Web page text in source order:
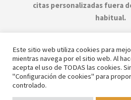
citas personalizadas fuera
habitual.
Este sitio web utiliza cookies para
mientras navega por el sitio web. Al
acepta el uso de TODAS las cookies.
"Configuración de cookies" para
controlado.